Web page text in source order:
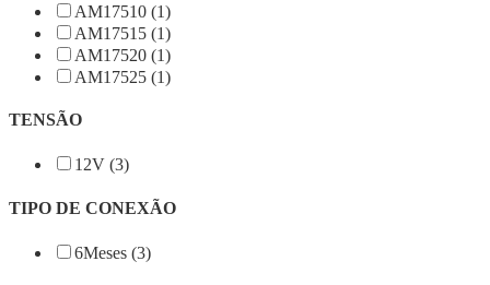
AM17510 (1)
AM17515 (1)
AM17520 (1)
AM17525 (1)
TENSÃO
12V (3)
TIPO DE CONEXÃO
6Meses (3)